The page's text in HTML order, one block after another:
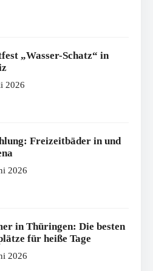
„Wasser-Schatz“ in
2026
Freizeitbäder in und
2026
in Thüringen: Die besten
für heiße Tage
2026